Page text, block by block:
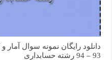
دانلود رایگان نمونه سوال
93 – 94 رشته حسابداری